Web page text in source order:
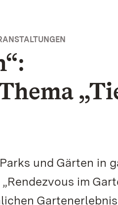
und Gärten in
im